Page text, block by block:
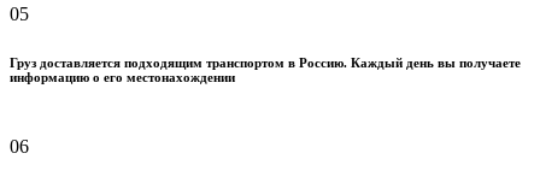
05
Груз доставляется подходящим транспортом в Россию. Каждый день вы получаете
информацию о его местонахождении
06